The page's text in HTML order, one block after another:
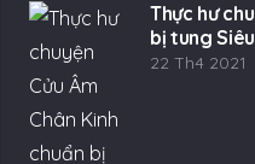
Thực hư
bị tung
22 Th4 2021